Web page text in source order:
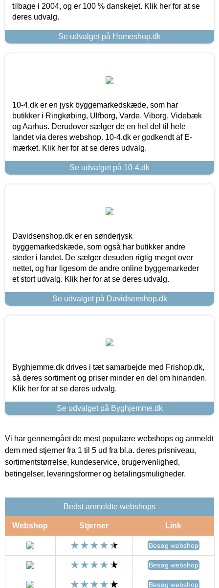
tilbage i 2004, og er 100 % danskejet. Klik her for at se
deres udvalg.
Se udvalget på Homeshop.dk
10-4.dk er en jysk byggemarkedskæde, som har
butikker i Ringkøbing, Ulfborg, Varde, Viborg, Videbæk
og Aarhus. Derudover sælger de en hel del til hele
landet via deres webshop. 10-4.dk er godkendt af E-
mærket. Klik her for at se deres udvalg.
Se udvalget på 10-4.dk
Davidsenshop.dk er en sønderjysk
byggemarkedskæde, som også har butikker andre
steder i landet. De sælger desuden rigtig meget over
nettet, og har ligesom de andre online byggemarkeder
et stort udvalg. Klik her for at se deres udvalg.
Se udvalget på Davidsenshop.dk
Byghjemme.dk drives i tæt samarbejde med Frishop.dk,
så deres sortiment og priser minder en del om hinanden.
Klik her for at se deres udvalg.
Se udvalget på Byghjemme.dk
Vi har gennemgået de mest populære webshops og anmeldt
dem med stjerner fra 1 til 5 ud fra bl.a. deres prisniveau,
sortimentstørrelse, kundeservice, brugervenlighed,
betingelser, leveringsformer og betalingsmuligheder.
Bedst anmeldte webshops
Webshop Stjerner Link
Besøg webshop
Besøg webshop
Besøg webshop